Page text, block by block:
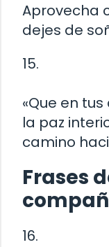
Aprovecha
dejes de
15.
«Que en
la paz
camino
Frases
16.